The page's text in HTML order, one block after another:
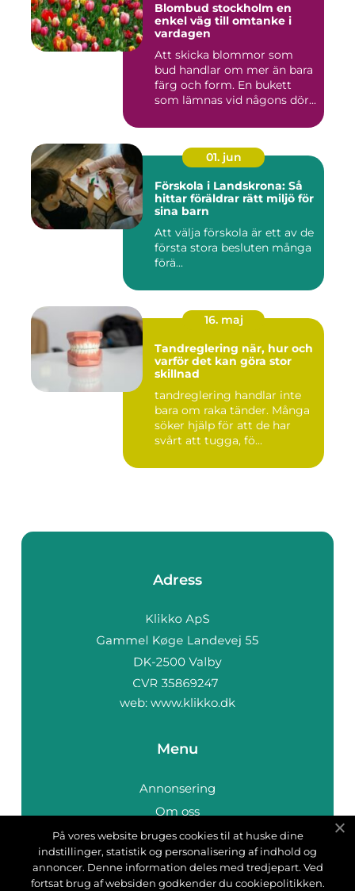
Blombud stockholm en
enkel väg till omtanke i
vardagen
Att skicka blommor som
bud handlar om mer än bara
färg och form. En bukett
som lämnas vid någons dör...
01. jun
Förskola i Landskrona: Så
hittar föräldrar rätt miljö för
sina barn
Att välja förskola är ett av de
första stora besluten många
förä...
16. maj
Tandreglering när, hur och
varför det kan göra stor
skillnad
tandreglering handlar inte
bara om raka tänder. Många
söker hjälp för att de har
svårt att tugga, fö...
Adress
web: www.klikko.dk
Menu
Annonsering
Om oss
Cookies
Kontakta oss
Sitemap
På vores website bruges cookies til at huske dine
indstillinger, statistik og personalisering af indhold og
annoncer. Denne information deles med tredjepart. Ved
fortsat brug af websiden godkender du cookiepolitikken.